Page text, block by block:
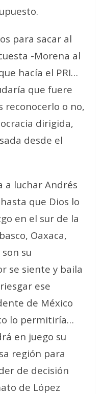
para sacar al
-Morena al
hacía el PRI…
que fuere
reconocerlo o no,
dirigida,
desde el
a luchar Andrés
que Dios lo
en el sur de la
Oaxaca,
su
se siente y baila
ese
de México
lo permitiría…
en juego su
región para
de decisión
de López